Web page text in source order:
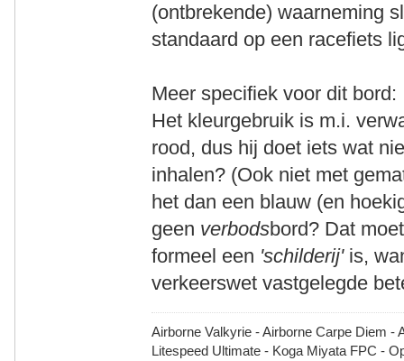
(ontbrekende) waarneming
standaard op een racefiets
Meer specifiek voor dit bord:
Het kleurgebruik is m.i.
rood, dus hij doet iets wat
inhalen? (Ook niet met
het dan een blauw (en
geen verbodsbord? Dat
formeel een 'schilderij'is,
verkeerswet vastgelegde
Airborne Valkyrie - Airborne Carpe Diem -
Litespeed Ultimate - Koga Miyata FPC -